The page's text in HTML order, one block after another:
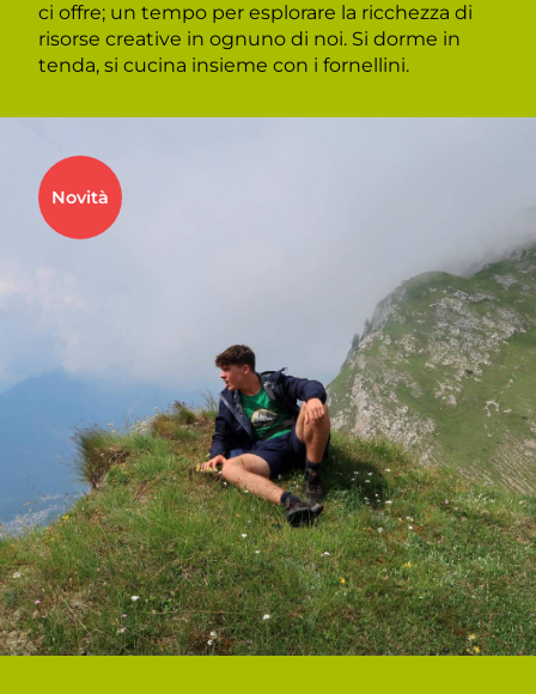
ci offre; un tempo per esplorare la ricchezza di
risorse creative in ognuno di noi. Si dorme in
tenda, si cucina insieme con i fornellini.
Novità